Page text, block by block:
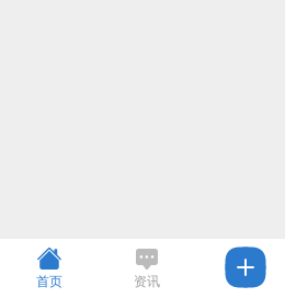
首页 资讯